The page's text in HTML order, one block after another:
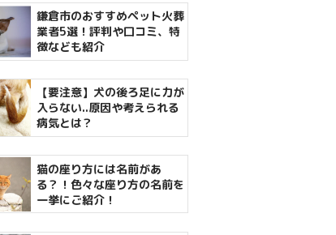
鎌倉市のおすすめペット火葬
業者5選！評判や口コミ、特
徴なども紹介
【要注意】犬の後ろ足に力が
入らない..原因や考えられる
病気とは？
猫の座り方には名前があ
る？！色々な座り方の名前を
一挙にご紹介！